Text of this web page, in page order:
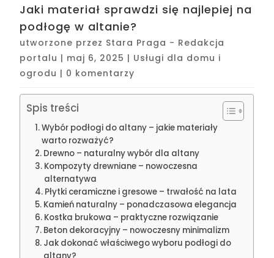
Jaki materiał sprawdzi się najlepiej na
podłogę w altanie?
utworzone przez Stara Praga - Redakcja
portalu | maj 6, 2025 | Usługi dla domu i
ogrodu | 0 komentarzy
Spis treści
Wybór podłogi do altany – jakie materiały
warto rozważyć?
Drewno – naturalny wybór dla altany
Kompozyty drewniane – nowoczesna
alternatywa
Płytki ceramiczne i gresowe – trwałość na lata
Kamień naturalny – ponadczasowa elegancja
Kostka brukowa – praktyczne rozwiązanie
Beton dekoracyjny – nowoczesny minimalizm
Jak dokonać właściwego wyboru podłogi do